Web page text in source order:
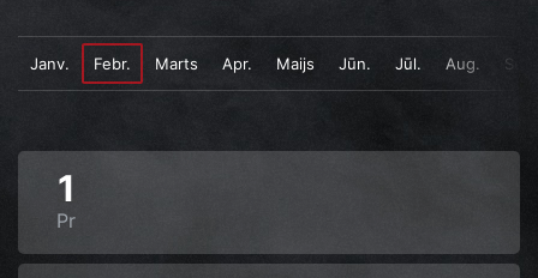
Janv. Febr. Marts Apr. Maijs Jūn. Jūl. Aug.
1
Pr